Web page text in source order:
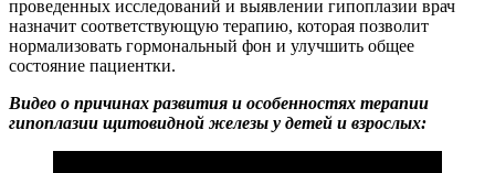
проведенных исследований и выявлении гипоплазии врач
назначит соответствующую терапию, которая позволит
нормализовать гормональный фон и улучшить общее
состояние пациентки.
Видео о причинах развития и особенностях терапии
гипоплазии щитовидной железы у детей и взрослых: